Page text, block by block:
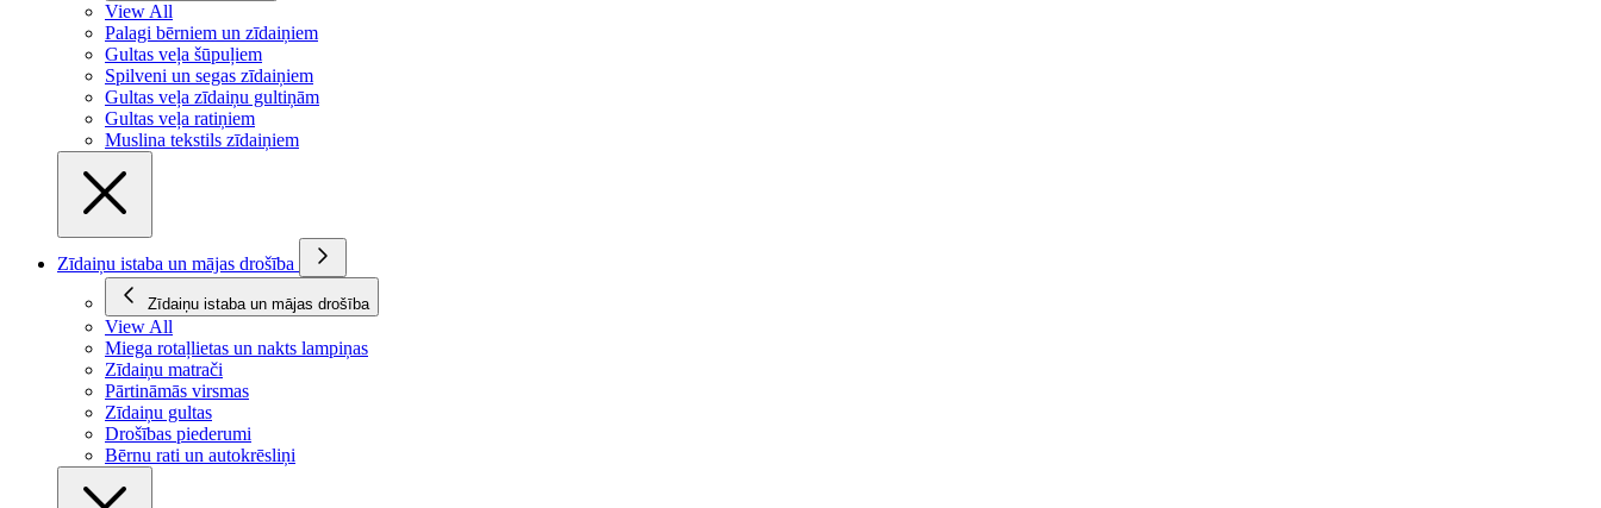
View All
Palagi bērniem un zīdaiņiem
Gultas veļa šūpuļiem
Spilveni un segas zīdaiņiem
Gultas veļa zīdaiņu gultiņām
Gultas veļa ratiņiem
Muslina tekstils zīdaiņiem
Zīdaiņu istaba un mājas drošība
Zīdaiņu istaba un mājas drošība
View All
Miega rotaļlietas un nakts lampiņas
Zīdaiņu matrači
Pārtināmās virsmas
Zīdaiņu gultas
Drošības piederumi
Bērnu rati un autokrēsliņi